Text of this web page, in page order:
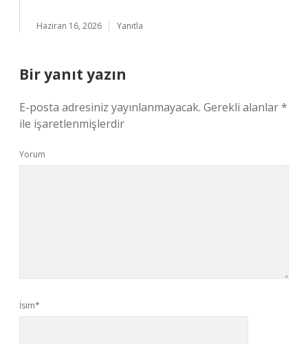
Haziran 16, 2026 Yanıtla
Bir yanıt yazın
E-posta adresiniz yayınlanmayacak. Gerekli alanlar*
ile işaretlenmişlerdir
Yorum
İsim*